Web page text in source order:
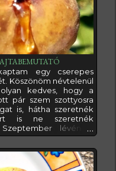
egy cserepes
Köszönöm névtelenül
kedves, hogy a
pár szem szottyosra
is, hátha szeretnék
is ne szeretnék
lévén a
érett szemet. Ez igen
nem egy kései fajta,
tette, hiszen az
a szezon